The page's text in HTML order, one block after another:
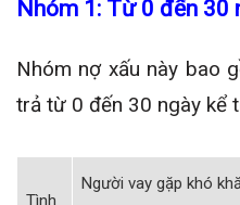
Nhóm 1: Từ 0 đến 30
Nhóm nợ xấu này bao
trả từ 0 đến 30 ngày kể
Tình
Người vay gặp khó